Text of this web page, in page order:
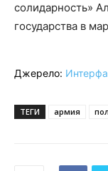
солидарность»
государства в
Джерело:
ТЕГИ армия